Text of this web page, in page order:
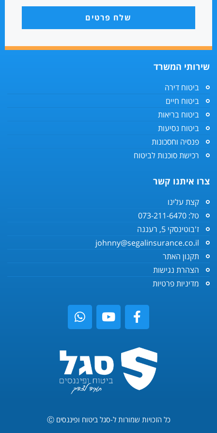
שלח פרטים
שירותי המשרד
ביטוח דירה
ביטוח חיים
ביטוח בריאות
ביטוח נסיעות
פנסיה וחסכונות
רכישת סוכנות לביטוח
צרו איתנו קשר
קצת עלינו
טל: 073-211-6470
ז'בוטינסקי 5, רעננה
johnny@segalinsurance.co.il
תקנון האתר
הצהרת נגישות
מדיניות פרטיות
כל הזכויות שמורות ל-סגל ביטוח ופיננסים Ⓒ